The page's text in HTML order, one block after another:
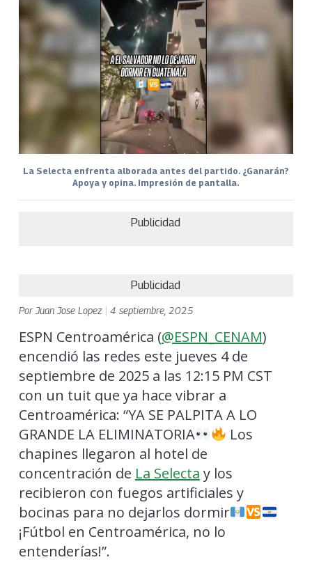
La Selecta enfrenta alborada antes del partido. ¿Ganarán?
Apoya y opina. Impresión de pantalla.
Publicidad
Publicidad
Por Juan Jose Lopez 4 septiembre, 2025
ESPN Centroamérica (@ESPN_CENAM)
encendió las redes este jueves 4 de
septiembre de 2025 a las 12:15 PM CST
con un tuit que ya hace vibrar a
Centroamérica: “YA SE PALPITA A LO
GRANDE LA ELIMINATORIA
Los
chapines llegaron al hotel de
concentración de La Selecta y los
recibieron con fuegos artificiales y
bocinas para no dejarlos dormir
¡Fútbol en Centroamérica, no lo
entenderías!”.